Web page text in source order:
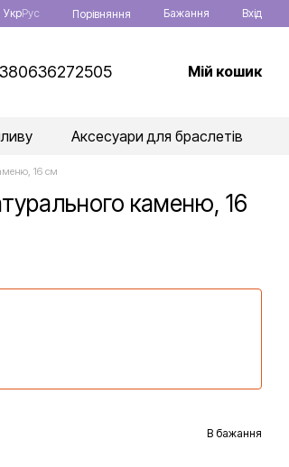
УкрРус Порівняння Бажання Вхід
Мій кошик
Аксесуари для браслетів
16 см
каменю, 16
В бажання